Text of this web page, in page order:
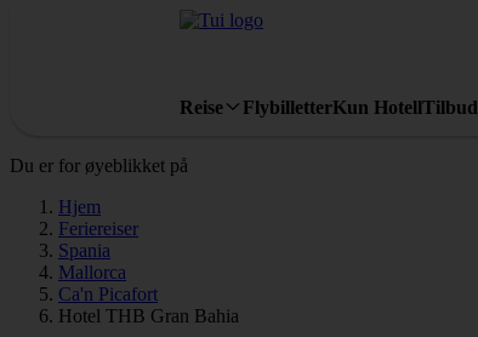
Reise FlybilletterKun HotellTilbud
Du er for øyeblikket på
Hjem
Feriereiser
Spania
Mallorca
Ca'n Picafort
Hotel THB Gran Bahia